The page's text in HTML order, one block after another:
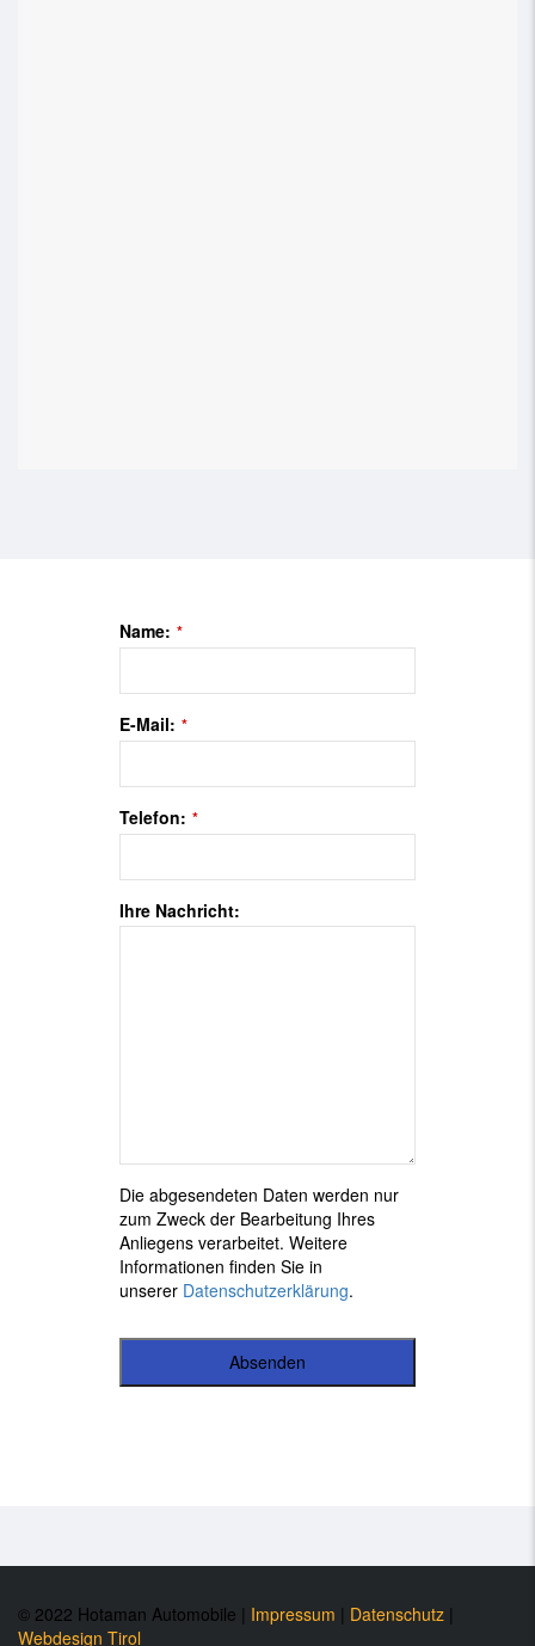
Name: *
E-Mail: *
Telefon: *
Ihre Nachricht:
Die abgesendeten Daten werden nur
zum Zweck der Bearbeitung Ihres
Anliegens verarbeitet. Weitere
Informationen finden Sie in
unserer Datenschutzerklärung.
Absenden
© 2022 Hotaman Automobile | Impressum | Datenschutz |
Webdesign Tirol